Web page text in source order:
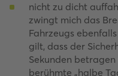
nicht zu dicht
zwingt mich das
Fahrzeugs
gilt, dass der
Sekunden
berühmte „halbe